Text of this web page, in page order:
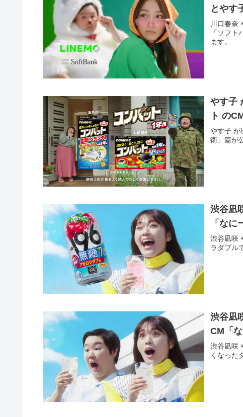
とやす
川口春奈
「ソフ
ます。
やす子
ト の
やす子 が
衛」篇が
渋谷凪
「な
渋谷凪咲
ラダブル
渋谷凪
CM「
渋谷凪咲
くなった